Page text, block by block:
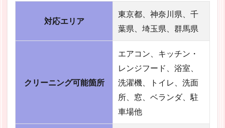
対応エリア
東京都、神奈川県、千
葉県、埼玉県、群馬県
クリーニング可能箇所
エアコン、キッチン・
レンジフード、浴室、
洗濯機、トイレ、洗面
所、窓、ベランダ、駐
車場他